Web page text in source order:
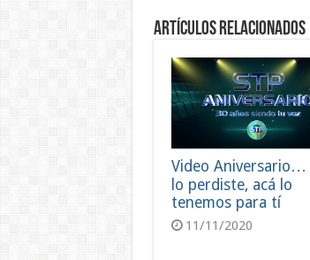
Artículos relacionados
Video Aniversario…
lo perdiste, acá lo
tenemos para tí
11/11/2020